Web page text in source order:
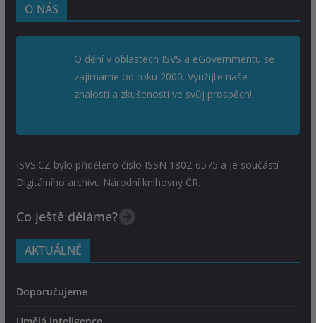
O NÁS
O dění v oblastech ISVS a eGovernmentu se
zajímáme od roku 2000. Využijte naše
znalosti a zkušenosti ve svůj prospěch!
ISVS.CZ bylo přiděleno číslo ISSN 1802-6575 a je součástí
Digitálního archivu Národní knihovny ČR.
Co ještě děláme?
AKTUÁLNĚ
Doporučujeme